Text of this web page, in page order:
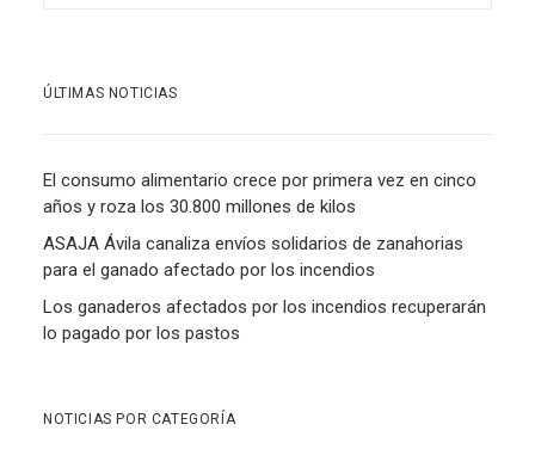
ÚLTIMAS NOTICIAS
El consumo alimentario crece por primera vez en cinco
años y roza los 30.800 millones de kilos
ASAJA Ávila canaliza envíos solidarios de zanahorias
para el ganado afectado por los incendios
Los ganaderos afectados por los incendios recuperarán
lo pagado por los pastos
NOTICIAS POR CATEGORÍA